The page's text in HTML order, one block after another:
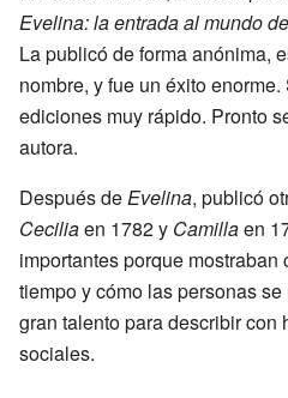
Evelina: la entrada al mundo
La publicó de forma anónima,
nombre, y fue un éxito
ediciones muy rápido. Pronto
autora.
Después deEvelina, publicó
Ceciliaen 1782 y Camillaen
importantes porque
tiempo y cómo las personas
gran talento para describir con
sociales.